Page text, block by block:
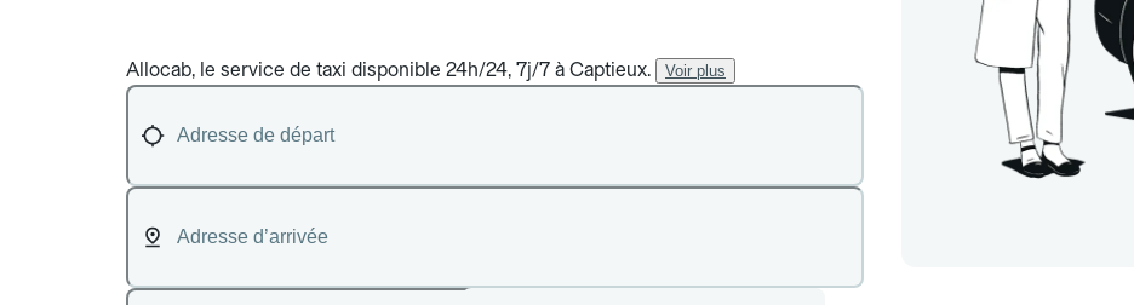
Allocab, le service de taxi disponible 24h/24, 7j/7 à Captieux. Voir plus